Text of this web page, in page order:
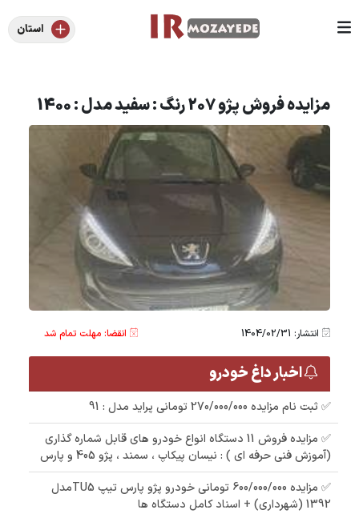
استان
مزایده فروش پژو 207 رنگ : سفید مدل : 1400
انتشار: 1404/02/31 انقضا: مهلت تمام شد
اخبار داغ خودرو
✅ ثبت نام مزایده 270/000/000 تومانی پراید مدل : 91
✅ مزایده فروش 11 دستگاه انواع خودرو های قابل شماره گذاری
(آموزش فنی حرفه ای ) : نیسان پیکاپ ، سمند ، پژو 405 و پارس
✅ مزایده 600/000/000 تومانی خودرو پژو پارس تیپ TU5مدل
1392 (شهرداری) + اسناد کامل دستگاه ها